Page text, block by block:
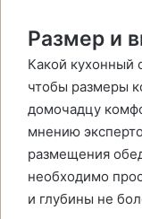
Размер и
Какой кухонный
чтобы размеры
домочадцу
мнению
размещения
необходимо
и глубины не